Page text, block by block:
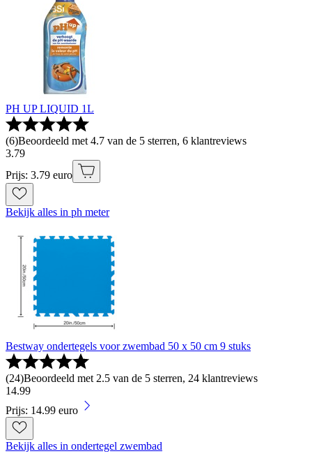
PH UP LIQUID 1L
(6)Beoordeeld met 4.7 van de 5 sterren, 6 klantreviews
3.79
Prijs: 3.79 euro
Bekijk alles in ph meter
Bestway ondertegels voor zwembad 50 x 50 cm 9 stuks
(24)Beoordeeld met 2.5 van de 5 sterren, 24 klantreviews
14.99
Prijs: 14.99 euro
Bekijk alles in ondertegel zwembad